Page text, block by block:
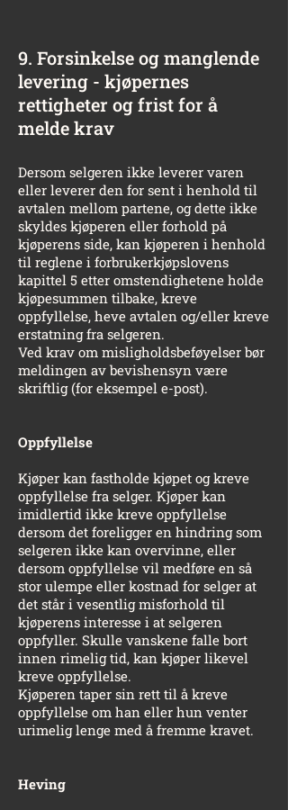
9. Forsinkelse og manglende
levering - kjøpernes
rettigheter og frist for å
melde krav
Dersom selgeren ikke leverer varen
eller leverer den for sent i henhold til
avtalen mellom partene, og dette ikke
skyldes kjøperen eller forhold på
kjøperens side, kan kjøperen i henhold
til reglene i forbrukerkjøpslovens
kapittel 5 etter omstendighetene holde
kjøpesummen tilbake, kreve
oppfyllelse, heve avtalen og/eller kreve
erstatning fra selgeren.
Ved krav om misligholdsbeføyelser bør
meldingen av bevishensyn være
skriftlig (for eksempel e-post).
Oppfyllelse
Kjøper kan fastholde kjøpet og kreve
oppfyllelse fra selger. Kjøper kan
imidlertid ikke kreve oppfyllelse
dersom det foreligger en hindring som
selgeren ikke kan overvinne, eller
dersom oppfyllelse vil medføre en så
stor ulempe eller kostnad for selger at
det står i vesentlig misforhold til
kjøperens interesse i at selgeren
oppfyller. Skulle vanskene falle bort
innen rimelig tid, kan kjøper likevel
kreve oppfyllelse.
Kjøperen taper sin rett til å kreve
oppfyllelse om han eller hun venter
urimelig lenge med å fremme kravet.
Heving